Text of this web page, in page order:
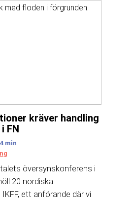
kräver handling
FN
översynskonferens i
20 nordiska
ett anförande där vi